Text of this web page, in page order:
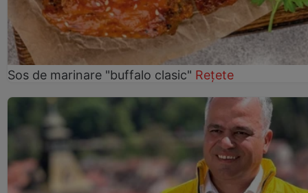
Sos de marinare "buffalo clasic" Rețete